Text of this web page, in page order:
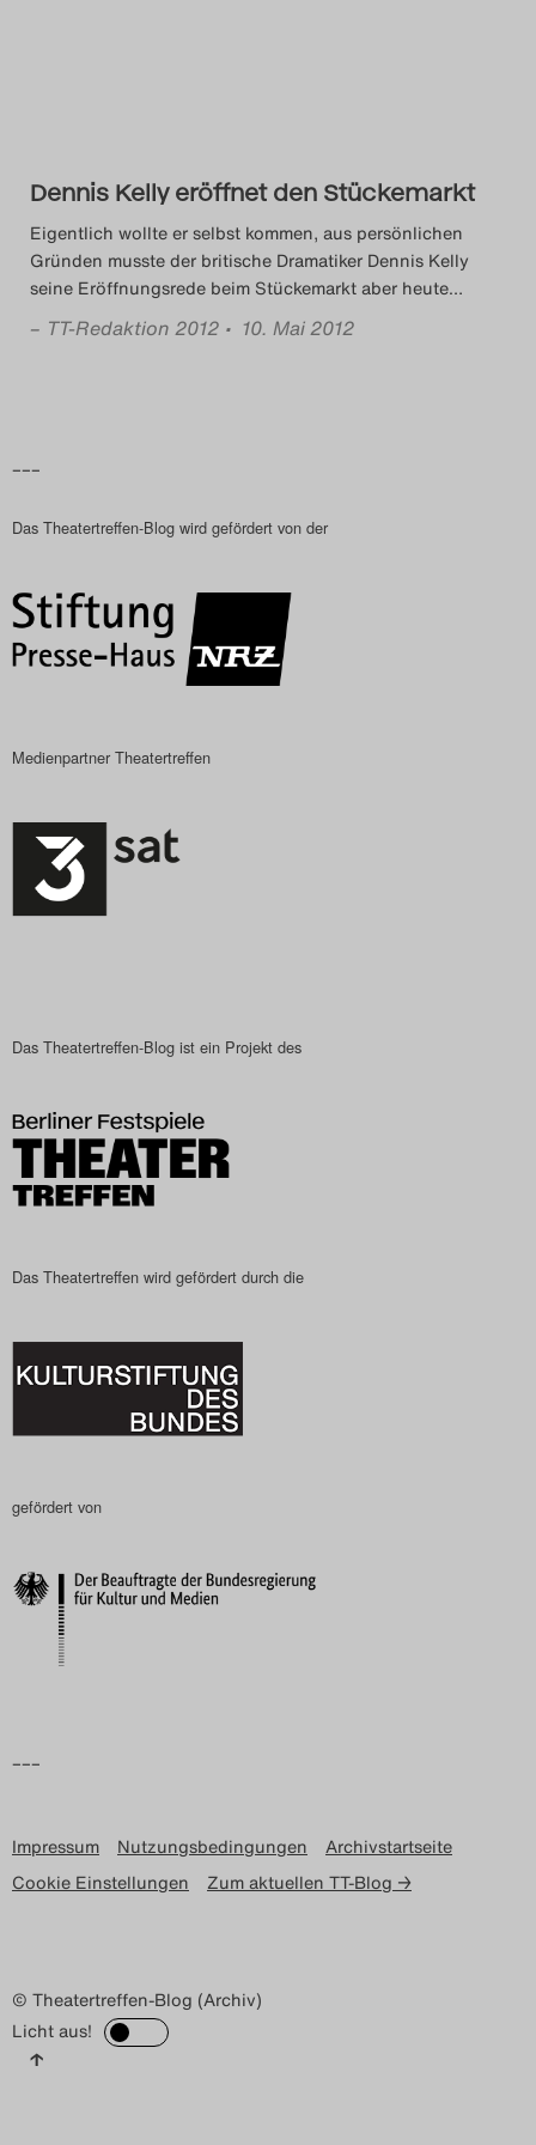
2015
Das Theatertreffen-Blog
2016
Das Theatertreffen-Blog
2018
Das Theatertreffen-Blog
2018 Alumni
Das Theatertreffen-Blog
Das Theatertreffen-Blog
2022
Das Theatertreffen-Blog
2023
Das Theatertreffen-Blog
2024
2025
Das Theatertreffen-Blog
Nutzungsbedingungen
Dennis Kelly eröffnet den Stückemarkt
Eigentlich wollte er selbst kommen, aus persönlichen
Gründen musste der britische Dramatiker Dennis Kelly
seine Eröffnungsrede beim Stückemarkt aber heute…
– TT-Redaktion 2012 • 10. Mai 2012
–––
Das Theatertreffen-Blog wird gefördert von der
Medienpartner Theatertreffen
Das Theatertreffen-Blog ist ein Projekt des
Das Theatertreffen wird gefördert durch die
gefördert von
–––
Impressum Nutzungsbedingungen
Archivstartseite
Cookie Einstellungen
Zum aktuellen TT-Blog →
© Theatertreffen-Blog (Archiv)
Licht aus!
↑